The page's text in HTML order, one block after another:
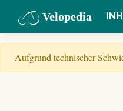
Velopedia
Aufgrund technischer